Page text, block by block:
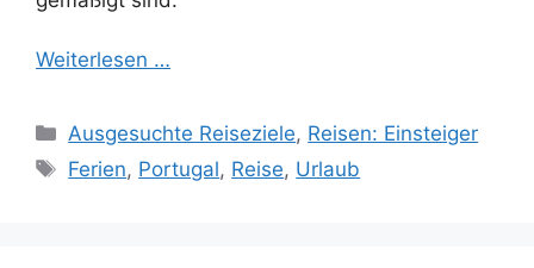
Weiterlesen …
Kategorien
Ausgesuchte Reiseziele, Reisen: Einsteiger
Schlagwörter
Ferien, Portugal, Reise, Urlaub